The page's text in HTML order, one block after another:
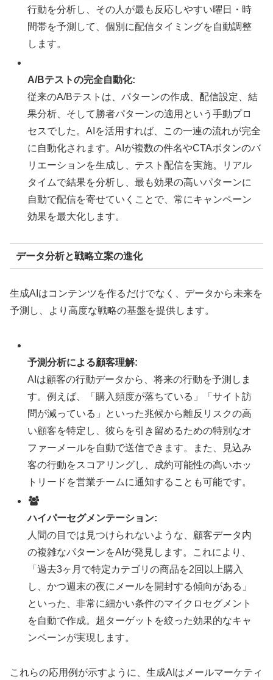
行動を分析し、その人が最も反応しやすい曜日・時
間帯を予測して、個別に配信タイミングを自動調整
します。
A/Bテストの完全自動化:
従来のA/Bテストは、パターンの作成、配信設定、結
果分析、そして勝者パターンの適用という手動プロ
セスでした。AIを活用すれば、この一連の流れが完全
に自動化されます。AIが複数の件名やCTAボタンのバ
リエーションを生成し、テスト配信を実施。リアル
タイムで結果を分析し、最も効果の高いパターンに
自動で配信を寄せていくことで、常にキャンペーン
効果を最大化します。
データ分析と戦略立案の進化
生成AIはコンテンツを作るだけでなく、データから未来を
予測し、より高度な戦略の基盤を提供します。
予測分析による顧客理解:
AIは顧客の行動データから、将来の行動を予測しま
す。例えば、「購入頻度が落ちている」「サイト訪
問が減っている」といった兆候から離反リスクの高
い顧客を特定し、彼らを引き留めるための特別なオ
ファーメールを自動で送信できます。また、見込み
客の行動をスコアリングし、成約可能性の高いホッ
トリードを営業チームに通知することも可能です。
ハイパーセグメンテーション:
人間の目では見つけられないような、顧客データ内
の複雑なパターンをAIが発見します。これにより、
「過去3ヶ月で特定カテゴリの商品を2回以上購入
し、かつ週末の夜にメールを開封する傾向がある」
といった、非常に細かい条件のマイクロセグメント
を自動で作成。超ターゲットを絞った効果的なキャ
ンペーンが実現します。
これらの応用例が示すように、生成AIはメールマーケティ